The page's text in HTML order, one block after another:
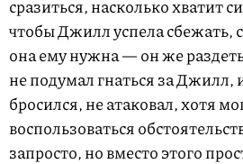
сразиться, насколько хватит
чтобы Джилл успела сбежать,
она ему нужна — он же
не подумал гнаться за Джилл,
бросился, не атаковал, хотя
воспользоваться
запросто, но вместо этого